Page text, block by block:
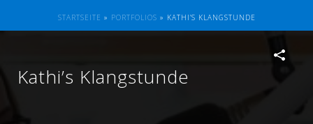
STARTSEITE » PORTFOLIOS » KATHI’S KLANGSTUNDE
Kathi’s Klangstunde